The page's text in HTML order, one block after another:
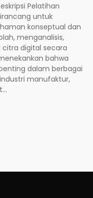
Pelatihan
untuk
konseptual dan
menganalisis,
digital secara
bahwa
dalam berbagai
manufaktur,